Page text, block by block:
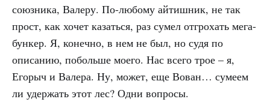
союзника, Валеру. По-любому айтишник, не так
прост, как хочет казаться, раз сумел отгрохать мега-
бункер. Я, конечно, в нем не был, но судя по
описанию, побольше моего. Нас всего трое – я,
Егорыч и Валера. Ну, может, еще Вован… сумеем
ли удержать этот лес? Одни вопросы.